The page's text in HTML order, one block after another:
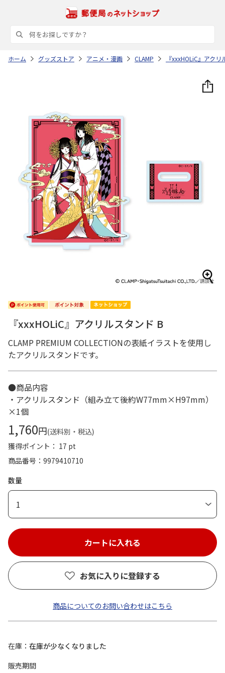
ホーム グッズストア アニメ・漫画 CLAMP 『xxxHOLiC』アク
『xxxHOLiC』アクリルスタンド B
CLAMP PREMIUM COLLECTIONの表紙イラストを使用し
たアクリルスタンドです。
●商品内容
・アクリルスタンド（組み立て後約W77mm×H97mm）
×1個
1,760円(送料別・税込)
獲得ポイント： 17 pt
商品番号
9979410710
数量
1
お気に入りに登録する
商品についてのお問い合わせはこちら
在庫
在庫が少なくなりました
販売期間